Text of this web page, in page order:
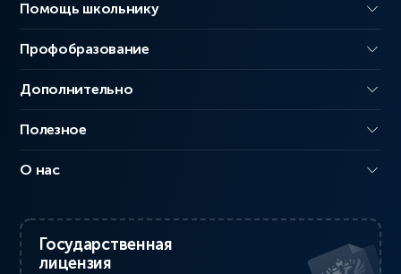
Помощь школьнику
Профобразование
Дополнительно
Полезное
О нас
Государственная
лицензия